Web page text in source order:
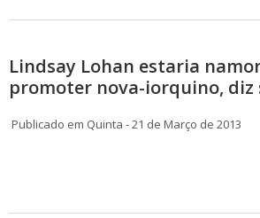
Lindsay Lohan estaria
promoter nova-iorquino, diz
Publicado em Quinta - 21 de Março de 2013